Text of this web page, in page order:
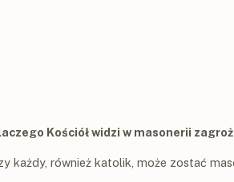
Kościół widzi w masonerii
każdy, również katolik, może zostać